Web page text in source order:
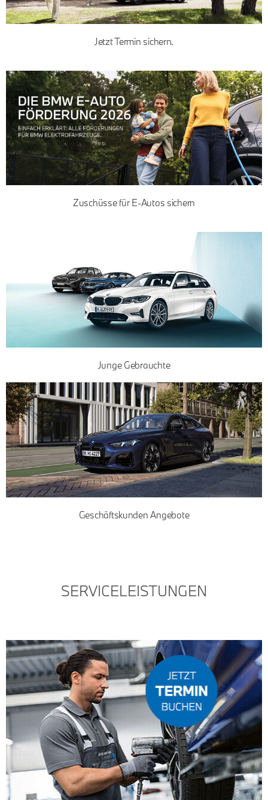
DER FAHRFREUDE.
Jetzt Termin sichern.
Zuschüsse für E-Autos sichern
Junge Gebrauchte
Geschäftskunden Angebote
SERVICELEISTUNGEN